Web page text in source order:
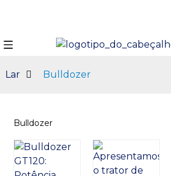
Lar Bulldozer
Bulldozer